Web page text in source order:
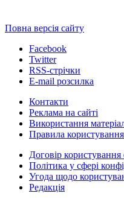
Повна версія сайту
Facebook
Twitter
RSS-стрічки
E-mail розсилка
Контакти
Реклама на сайті
Використання
Правила
Договір користування
Політика у сфері
Угода щодо
Редакція